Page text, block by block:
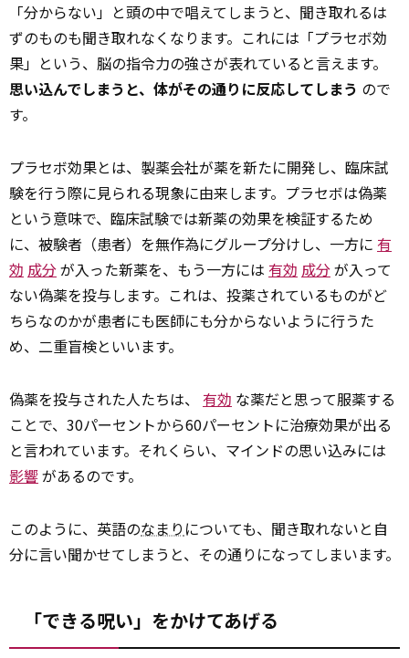
「分からない」と頭の中で唱えてしまうと、聞き取れるは
ずのものも聞き取れなくなります。これには「プラセボ効
果」という、脳の指令力の強さが表れていると言えます。
思い込んでしまうと、体がその通りに反応してしまう ので
す。
プラセボ効果とは、製薬会社が薬を新たに開発し、臨床試
験を行う際に見られる現象に由来します。プラセボは偽薬
という意味で、臨床試験では新薬の効果を検証するため
に、被験者（患者）を無作為にグループ分けし、一方に 有
効 成分が入った新薬を、もう一方には 有効 成分が入って
ない偽薬を投与します。これは、投薬されているものがど
ちらなのかが患者にも医師にも分からないように行うた
め、二重盲検といいます。
偽薬を投与された人たちは、 有効 な薬だと思って服薬する
ことで、30パーセントから60パーセントに治療効果が出る
と言われています。それくらい、マインドの思い込みには
影響があるのです。
このように、英語のなまり についても、聞き取れないと自
分に言い聞かせてしまうと、その通りになってしまいます。
「できる呪い」をかけてあげる